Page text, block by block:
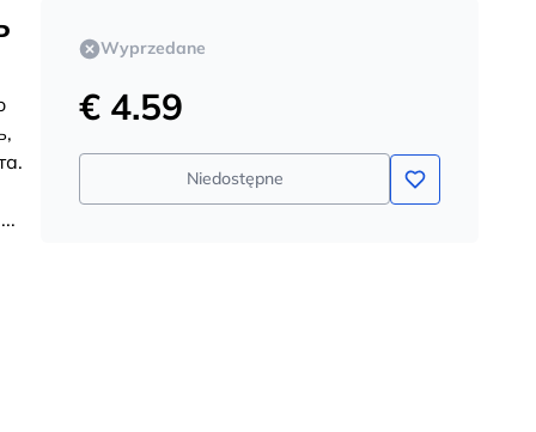
...
Wyprzedane
€ 4.59
Niedostępne